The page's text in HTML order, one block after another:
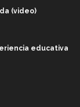
(video)
educativa